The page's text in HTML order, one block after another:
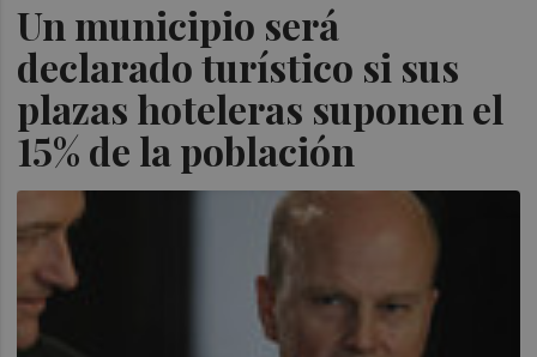
Un municipio será
declarado turístico si sus
plazas hoteleras suponen el
15% de la población